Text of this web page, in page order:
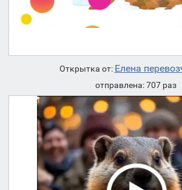
Открытка от: Елена
отправлена: 707 раз